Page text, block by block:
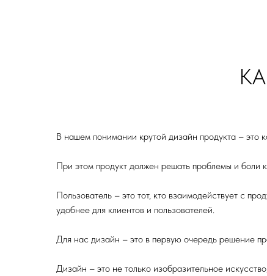
В нашем понимании крутой дизайн продукта – это
При этом продукт должен решать проблемы и боли
Пользователь – это тот, кто взаимодействует с
удобнее для клиентов и пользователей.
Для нас дизайн – это в первую очередь решение
Дизайн – это не только изобразительное